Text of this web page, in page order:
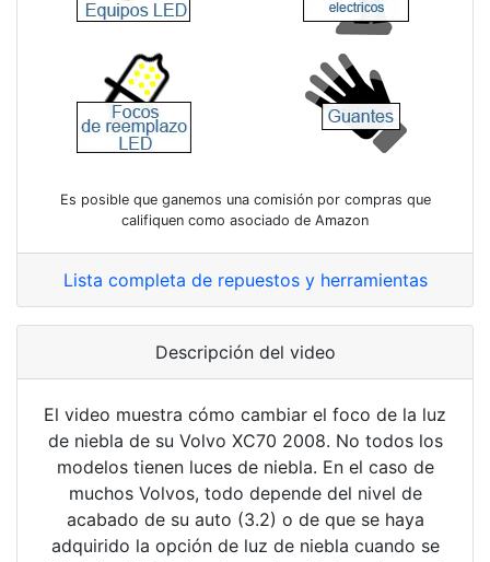
Es posible que ganemos una comisión por compras que
califiquen como asociado de Amazon
Lista completa de repuestos y herramientas
Descripción del video
El video muestra cómo cambiar el foco de la luz
de niebla de su Volvo XC70 2008. No todos los
modelos tienen luces de niebla. En el caso de
muchos Volvos, todo depende del nivel de
acabado de su auto (3.2) o de que se haya
adquirido la opción de luz de niebla cuando se